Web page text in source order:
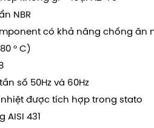
NBR
có khả năng chống ăn
° C)
số 50Hz và 60Hz
được tích hợp trong stato
431